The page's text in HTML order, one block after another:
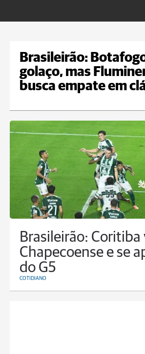
Brasileirão:
golaço, mas
busca empate em
Brasileirão: Coritiba
Chapecoense e se
do G5
COTIDIANO